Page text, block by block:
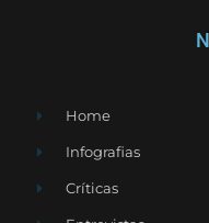
Home
Infografias
Críticas